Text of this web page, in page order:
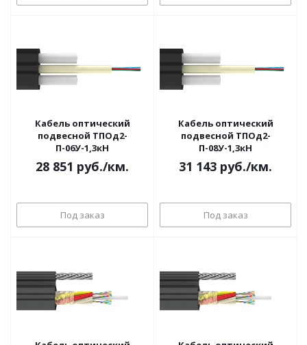
Кабель оптический
подвесной ТПОд2-
П-06У-1,3кН
28 851 руб./км.
Под заказ
Кабель оптический
подвесной ТПОд2-
П-08У-1,3кН
31 143 руб./км.
Под заказ